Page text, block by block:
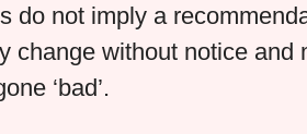
do not imply a
without notice and
‘bad’.